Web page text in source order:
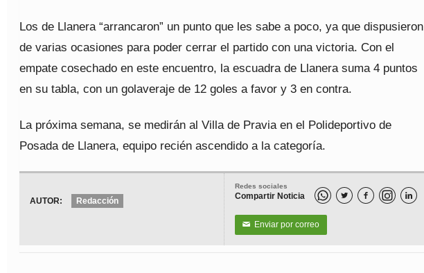
Los de Llanera “arrancaron” un punto que les sabe a poco, ya que dispusieron
de varias ocasiones para poder cerrar el partido con una victoria. Con el
empate cosechado en este encuentro, la escuadra de Llanera suma 4 puntos
en su tabla, con un golaveraje de 12 goles a favor y 3 en contra.
La próxima semana, se medirán al Villa de Pravia en el Polideportivo de
Posada de Llanera, equipo recién ascendido a la categoría.
Redes sociales
Compartir Noticia   
✉ Enviar por correo
AUTOR: Redacción